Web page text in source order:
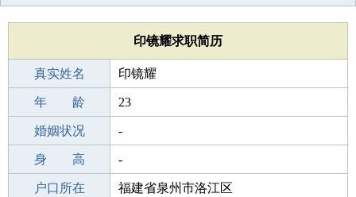
印镜耀求职简历
真实姓名 印镜耀
性 别 男
年 龄 23
出生年月 2003-12-11
婚姻状况 -
学 历 本科
身 高 -
毕业学校 武汉华中师范大学桂元路东校区
户口所在 福建省泉州市洛江区